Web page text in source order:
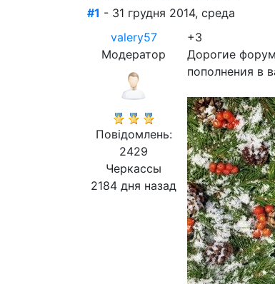
#1 - 31 грудня 2014, среда
valery57
Модератор
Повідомлень:
2429
Черкассы
2184 дня назад
+3
Дорогие
пополнения в